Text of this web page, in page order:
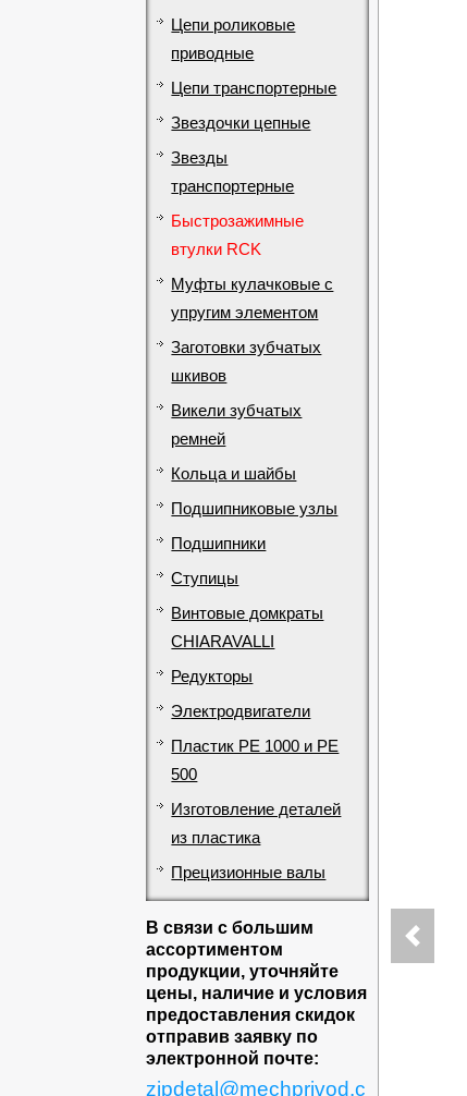
Цепи роликовые
приводные
Цепи транспортерные
Звездочки цепные
Звезды
транспортерные
Быстрозажимные
втулки RCK
Муфты кулачковые с
упругим элементом
Заготовки зубчатых
шкивов
Викели зубчатых
ремней
Кольца и шайбы
Подшипниковые узлы
Подшипники
Ступицы
Винтовые домкраты
CHIARAVALLI
Редукторы
Электродвигатели
Пластик PE 1000 и PE
500
Изготовление деталей
из пластика
Прецизионные валы
В связи с большим
ассортиментом
продукции, уточняйте
цены, наличие и условия
предоставления скидок
отправив заявку по
электронной почте:
zipdetal@mechprivod.c